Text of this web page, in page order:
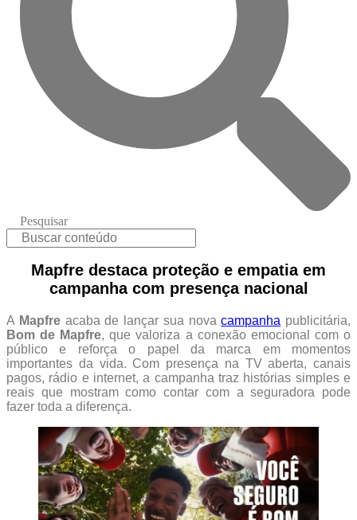
Pesquisar
Mapfre destaca proteção e empatia em
campanha com presença nacional
A Mapfreacaba de lançar sua novacampanha publicitária,
Bom de Mapfre, que valoriza a conexão emocional com o
público e reforça o papel da marca em momentos
importantes da vida. Com presença na TV aberta, canais
pagos, rádio e internet, a campanha traz histórias simples e
reais que mostram como contar com a seguradora pode
fazer toda a diferença.